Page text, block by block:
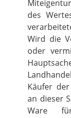
des
Wird die
oder
Käufer
an dieser
Ware